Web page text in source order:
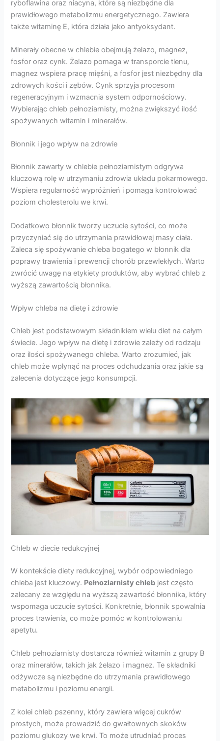
ryboflawina oraz niacyna, które są niezbędne dla
prawidłowego metabolizmu energetycznego. Zawiera
także witaminę E, która działa jako antyoksydant.
Minerały obecne w chlebie obejmują żelazo, magnez,
fosfor oraz cynk. Żelazo pomaga w transporcie tlenu,
magnez wspiera pracę mięśni, a fosfor jest niezbędny dla
zdrowych kości i zębów. Cynk sprzyja procesom
regeneracyjnym i wzmacnia system odpornościowy.
Wybierając chleb pełnoziarnisty, można zwiększyć ilość
spożywanych witamin i minerałów.
Błonnik i jego wpływ na zdrowie
Błonnik zawarty w chlebie pełnoziarnistym odgrywa
kluczową rolę w utrzymaniu zdrowia układu pokarmowego.
Wspiera regularność wypróżnień i pomaga kontrolować
poziom cholesterolu we krwi.
Dodatkowo błonnik tworzy uczucie sytości, co może
przyczyniać się do utrzymania prawidłowej masy ciała.
Zaleca się spożywanie chleba bogatego w błonnik dla
poprawy trawienia i prewencji chorób przewlekłych. Warto
zwrócić uwagę na etykiety produktów, aby wybrać chleb z
wyższą zawartością błonnika.
Wpływ chleba na dietę i zdrowie
Chleb jest podstawowym składnikiem wielu diet na całym
świecie. Jego wpływ na dietę i zdrowie zależy od rodzaju
oraz ilości spożywanego chleba. Warto zrozumieć, jak
chleb może wpłynąć na proces odchudzania oraz jakie są
zalecenia dotyczące jego konsumpcji.
Chleb w diecie redukcyjnej
W kontekście diety redukcyjnej, wybór odpowiedniego
chleba jest kluczowy. Pełnoziarnisty chleb jest często
zalecany ze względu na wyższą zawartość błonnika, który
wspomaga uczucie sytości. Konkretnie, błonnik spowalnia
proces trawienia, co może pomóc w kontrolowaniu
apetytu.
Chleb pełnoziarnisty dostarcza również witamin z grupy B
oraz minerałów, takich jak żelazo i magnez. Te składniki
odżywcze są niezbędne do utrzymania prawidłowego
metabolizmu i poziomu energii.
Z kolei chleb pszenny, który zawiera więcej cukrów
prostych, może prowadzić do gwałtownych skoków
poziomu glukozy we krwi. To może utrudniać proces